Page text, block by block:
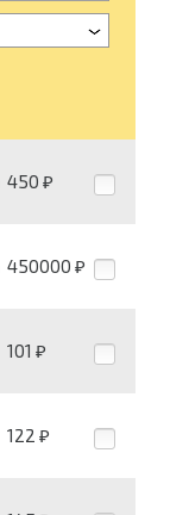
450 ₽
450000 ₽
101 ₽
122 ₽